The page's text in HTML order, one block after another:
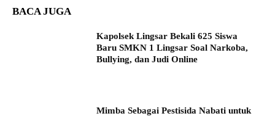
BACA JUGA
Kapolsek Lingsar Bekali 625 Siswa
Baru SMKN 1 Lingsar Soal Narkoba,
Bullying, dan Judi Online
Mimba Sebagai Pestisida Nabati untuk